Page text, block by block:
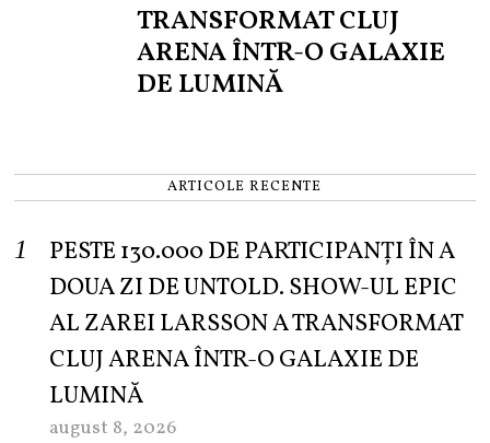
TRANSFORMAT CLUJ
ARENA ÎNTR-O GALAXIE
DE LUMINĂ
ARTICOLE RECENTE
PESTE 130.000 DE PARTICIPANȚI ÎN A
DOUA ZI DE UNTOLD. SHOW-UL EPIC
AL ZAREI LARSSON A TRANSFORMAT
CLUJ ARENA ÎNTR-O GALAXIE DE
LUMINĂ
august 8, 2026